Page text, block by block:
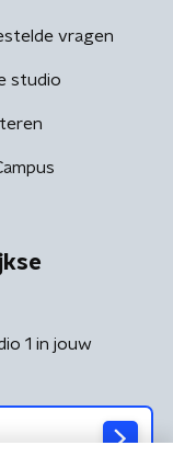
vragen
studio
1 in jouw